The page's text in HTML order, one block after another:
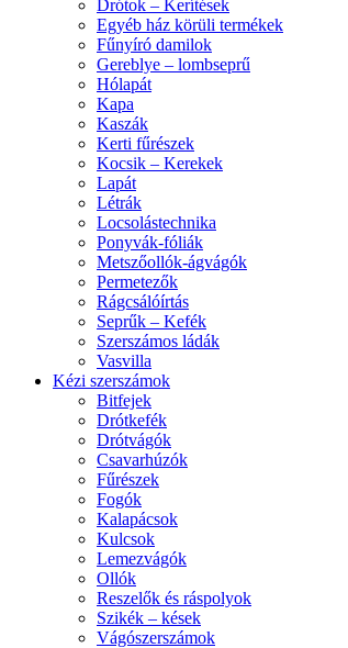
Drótok – Kerítések
Egyéb ház körüli termékek
Fűnyíró damilok
Gereblye – lombseprű
Hólapát
Kapa
Kaszák
Kerti fűrészek
Kocsik – Kerekek
Lapát
Létrák
Locsolástechnika
Ponyvák-fóliák
Metszőollók-ágvágók
Permetezők
Rágcsálóírtás
Seprűk – Kefék
Szerszámos ládák
Vasvilla
Kézi szerszámok
Bitfejek
Drótkefék
Drótvágók
Csavarhúzók
Fűrészek
Fogók
Kalapácsok
Kulcsok
Lemezvágók
Ollók
Reszelők és ráspolyok
Szikék – kések
Vágószerszámok